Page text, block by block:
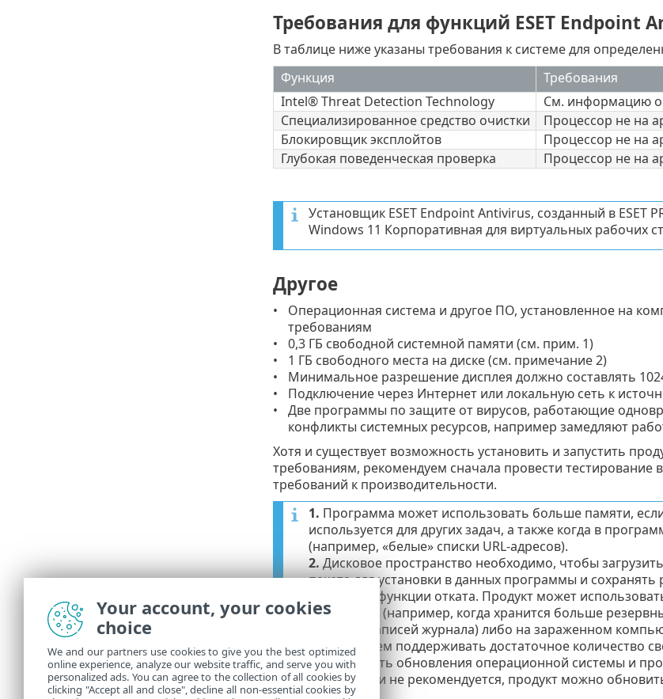
Требования для функций ESET Endpoint
В таблице ниже указаны требования к системе для
Функция
Требования
Intel® Threat Detection Technology
См. информацию о
Специализированное средство очистки
Процессор не на
Блокировщик эксплойтов
Процессор не на
Глубокая поведенческая проверка
Процессор не на
Установщик ESET Endpoint Antivirus, созданный в ESET
Windows 11 Корпоративная для виртуальных рабочих
Другое
Операционная система и другое ПО, установленное на
требованиям
0,3 ГБ свободной системной памяти (см. прим. 1)
1 ГБ свободного места на диске (см. примечание 2)
Минимальное разрешение дисплея должно составлять
Подключение через Интернет или локальную сеть к
Две программы по защите от вирусов, работающие
конфликты системных ресурсов, например замедляют
Хотя и существует возможность установить и запустить
требованиям, рекомендуем сначала провести
требований к производительности.
1. Программа может использовать больше памяти,
используется для других задач, а также когда в
(например, «белые» списки URL-адресов).
2.Дисковое пространство необходимо, чтобы
пакета для установки в данных программы и
нужны для функции отката. Продукт может
настройках (например, когда хранится больше
больших записей журнала) либо на зараженном
Рекомендуем поддерживать достаточное количество
возможность обновления операционной системы и
3.Хотя это и не рекомендуется, продукт можно
Your account, your cookies
choice
We and our partners use cookies to give you the best optimized
online experience, analyze our website traffic, and serve you with
personalized ads. You can agree to the collection of all cookies by
clicking "Accept all and close", decline all non-essential cookies by